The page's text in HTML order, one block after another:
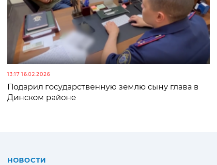
13:17 16.02.2026
Подарил государственную землю сыну глава в
Динском районе
НОВОСТИ